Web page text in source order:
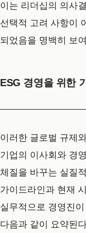
이는 리더십의 의사
선택적 고려 사항이
되었음을 명백히 보
ESG 경영을 위한
이러한 글로벌 규제
기업의 이사회와 경
체질을 바꾸는 실질
가이드라인과 현재
실무적으로 경영진
다음과 같이 요약된